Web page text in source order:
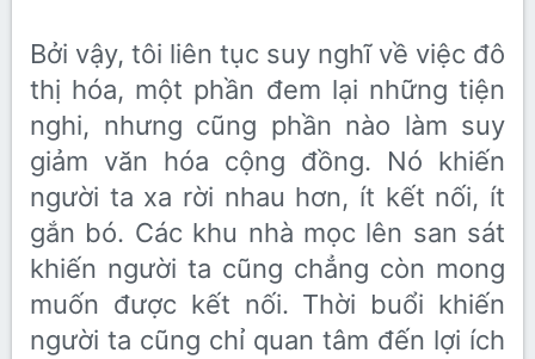
Bởi vậy, tôi liên tục suy nghĩ về việc đô
thị hóa, một phần đem lại những tiện
nghi, nhưng cũng phần nào làm suy
giảm văn hóa cộng đồng. Nó khiến
người ta xa rời nhau hơn, ít kết nối, ít
gắn bó. Các khu nhà mọc lên san sát
khiến người ta cũng chẳng còn mong
muốn được kết nối. Thời buổi khiến
người ta cũng chỉ quan tâm đến lợi ích